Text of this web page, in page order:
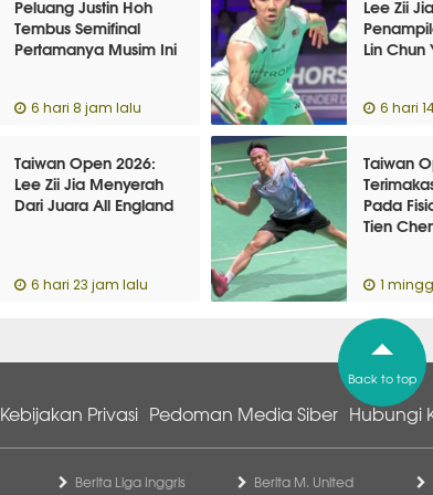
Peluang Justin Hoh
Tembus Semifinal
Pertamanya Musim Ini
6 hari 8 jam lalu
Lee Zii
Lin Chun
6 hari
Taiwan Open 2026:
Lee Zii Jia Menyerah
Dari Juara All England
6 hari 23 jam lalu
Taiwan
Pada
Tien
1
Back to top
Kebijakan Privasi Pedoman Media Siber Hubungi
Berita Liga Inggris
Berita M. United